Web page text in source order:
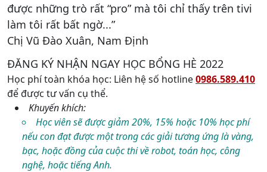
được những trò rất “pro” mà tôi chỉ thấy trên tivi
làm tôi rất bất ngờ...”
Chị Vũ Đào Xuân, Nam Định
ĐĂNG KÝ NHẬN NGAY HỌC BỔNG HÈ 2022
Học phí toàn khóa học: Liên hệ số hotline0986.589.410
để được tư vấn cụ thể.
Khuyến khích:
Học viên sẽ được giảm 20%, 15% hoặc 10% học phí
nếu con đạt được một trong các giải tương ứng là vàng,
bạc, hoặc đồng của cuộc thi về robot, toán học, công
nghệ, hoặc tiếng Anh.